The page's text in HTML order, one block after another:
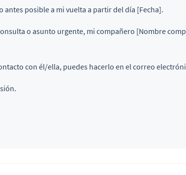
antes posible a mi vuelta a partir del día [Fecha].
o asunto urgente, mi compañero [Nombre
con él/ella, puedes hacerlo en el correo